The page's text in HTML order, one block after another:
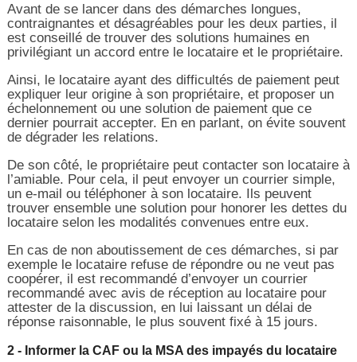
Avant de se lancer dans des démarches longues,
contraignantes et désagréables pour les deux parties, il
est conseillé de trouver des solutions humaines en
privilégiant un accord entre le locataire et le propriétaire.
Ainsi, le locataire ayant des difficultés de paiement peut
expliquer leur origine à son propriétaire, et proposer un
échelonnement ou une solution de paiement que ce
dernier pourrait accepter. En en parlant, on évite souvent
de dégrader les relations.
De son côté, le propriétaire peut contacter son locataire à
l’amiable. Pour cela, il peut envoyer un courrier simple,
un e-mail ou téléphoner à son locataire. Ils peuvent
trouver ensemble une solution pour honorer les dettes du
locataire selon les modalités convenues entre eux.
En cas de non aboutissement de ces démarches, si par
exemple le locataire refuse de répondre ou ne veut pas
coopérer, il est recommandé d’envoyer un courrier
recommandé avec avis de réception au locataire pour
attester de la discussion, en lui laissant un délai de
réponse raisonnable, le plus souvent fixé à 15 jours.
2 - Informer la CAF ou la MSA des impayés du locataire